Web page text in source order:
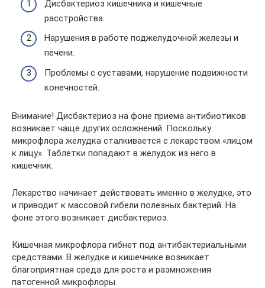
Дисбактериоз кишечника и кишечные
расстройства.
Нарушения в работе поджелудочной железы и
печени.
Проблемы с суставами, нарушение подвижности
конечностей.
Внимание! Дисбактериоз на фоне приема антибиотиков
возникает чаще других осложнений. Поскольку
микрофлора желудка сталкивается с лекарством «лицом
к лицу». Таблетки попадают в желудок из него в
кишечник.
Лекарство начинает действовать именно в желудке, это
и приводит к массовой гибели полезных бактерий. На
фоне этого возникает дисбактериоз.
Кишечная микрофлора гибнет под антибактериальными
средствами. В желудке и кишечнике возникает
благоприятная среда для роста и размножения
патогенной микрофлоры.